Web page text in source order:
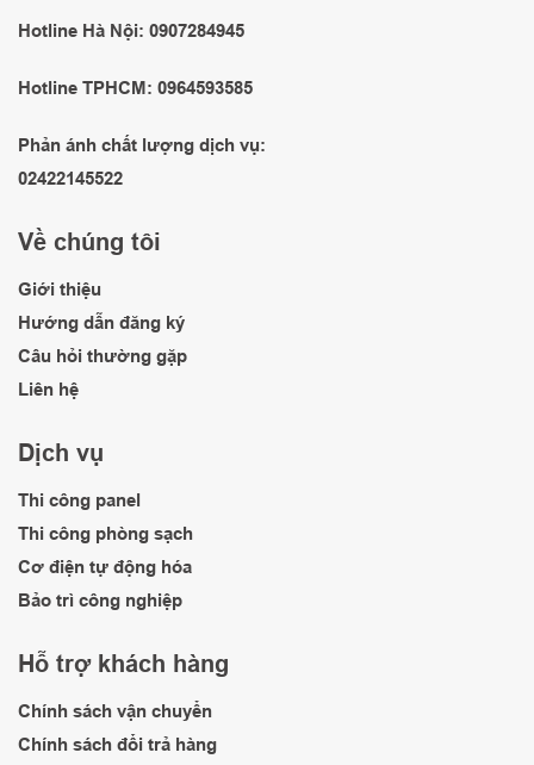
Hotline Hà Nội: 0907284945
Hotline TPHCM: 0964593585
Phản ánh chất lượng dịch vụ:
02422145522
Về chúng tôi
Giới thiệu
Hướng dẫn đăng ký
Câu hỏi thường gặp
Liên hệ
Dịch vụ
Thi công panel
Thi công phòng sạch
Cơ điện tự động hóa
Bảo trì công nghiệp
Hỗ trợ khách hàng
Chính sách vận chuyển
Chính sách đổi trả hàng